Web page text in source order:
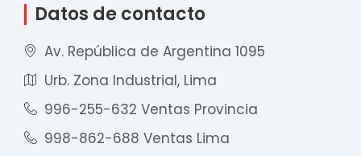
Datos de contacto
Av. República de Argentina 1095
Urb. Zona Industrial, Lima
996-255-632 Ventas Provincia
998-862-688 Ventas Lima